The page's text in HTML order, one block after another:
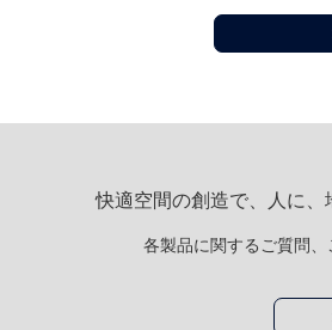
快適空間の創造で、人に
各製品に関するご質問、